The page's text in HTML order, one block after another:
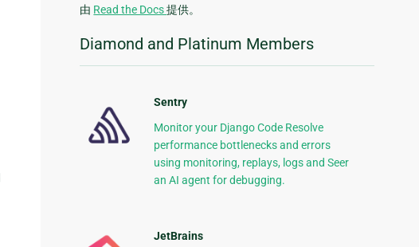
由 Read the Docs提供。
Diamond and Platinum Members
Sentry
Monitor your Django Code Resolve
performance bottlenecks and errors
using monitoring, replays, logs and Seer
an AI agent for debugging.
JetBrains